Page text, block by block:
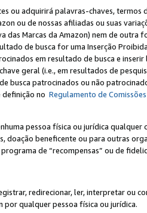
ou adquirirá palavras-chaves,
ou de nossas afiliadas ou suas
das Marcas da Amazon) nem de
de busca for uma Inserção
em resultado de busca e
geral (i.e., em resultados de
busca patrocinados ou não
no Regulamento de Comissões
pessoa física ou jurídica
doação beneficente ou para outras
de “recompensas” ou de
redirecionar, ler, interpretar
por qualquer pessoa física ou jurídica.